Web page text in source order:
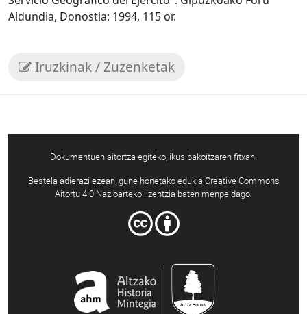
Aldundia, Donostia: 1994, 115 or.
Iruzkinak / Zuzenketak
Dokumentuen aitortza egiteko, ikus bakoitzaren fitxan.
Bestela adierazi ezean, gune honetako edukia Creative Commons
Aitortu 4.0 Nazioarteko lizentzia baten menpe dago.